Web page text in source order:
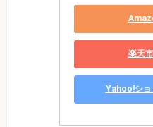
楽天
Yahoo!ショ